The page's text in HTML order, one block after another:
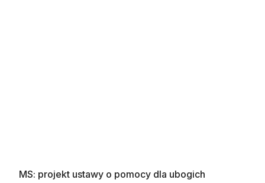
MS: projekt ustawy o pomocy dla ubogich